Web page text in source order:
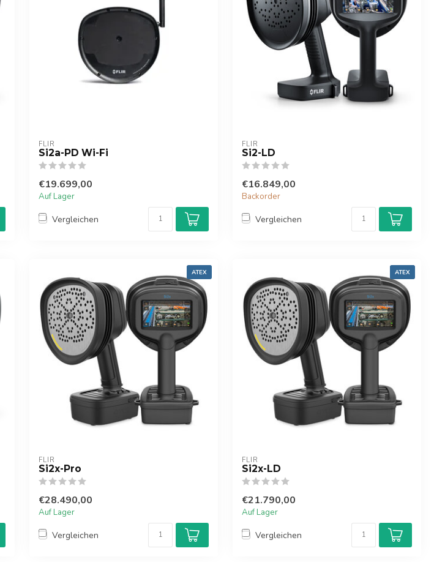
FLIR
Si2a-PD Wi-Fi
€19.699,00
Auf Lager
Vergleichen
FLIR
Si2-LD
€16.849,00
Backorder
Vergleichen
ATEX
FLIR
Si2x-Pro
€28.490,00
Auf Lager
Vergleichen
ATEX
FLIR
Si2x-LD
€21.790,00
Auf Lager
Vergleichen